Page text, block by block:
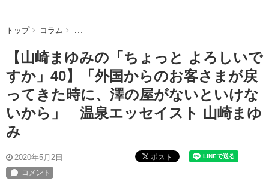
トップ コラム 【山崎まゆみの「ちょっと よろしいですか」40】「
【山崎まゆみの「ちょっと よろしいで
すか」40】「外国からのお客さまが戻
ってきた時に、澤の屋がないといけな
いから」 温泉エッセイスト 山崎まゆ
み
2020年5月2日 ポスト